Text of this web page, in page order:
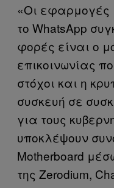
«Οι εφαρμογές
το WhatsApp
φορές είναι ο
επικοινωνίας
στόχοι και η
συσκευή σε
για τους
υποκλέψουν
Motherboard
της Zerodium,